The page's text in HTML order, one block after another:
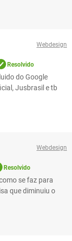
Webdesign
Resolvido
do Google
Jusbrasil e tb
Webdesign
Resolvido
se faz para
que diminuiu o